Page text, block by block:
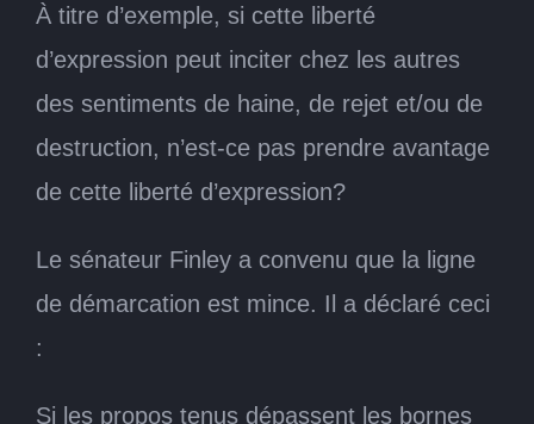
À titre d’exemple, si cette liberté
d’expression peut inciter chez les autres
des sentiments de haine, de rejet et/ou de
destruction, n’est-ce pas prendre avantage
de cette liberté d’expression?
Le sénateur Finley a convenu que la ligne
de démarcation est mince. Il a déclaré ceci
:
Si les propos tenus dépassent les bornes